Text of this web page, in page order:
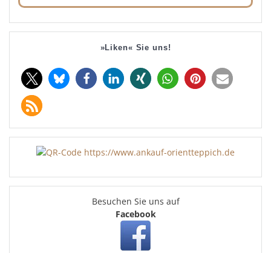
»Liken« Sie uns!
Besuchen Sie uns auf
Facebook